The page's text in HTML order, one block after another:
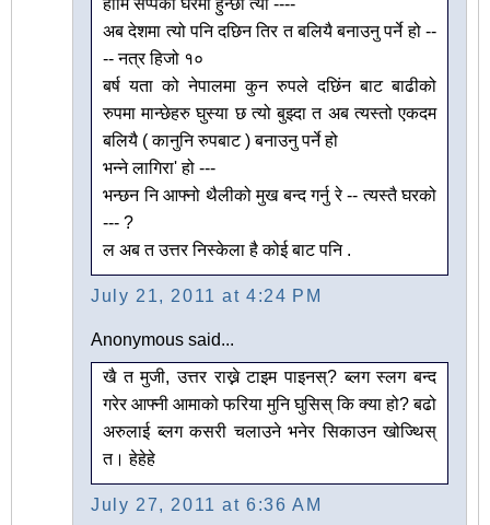
हामि सप्पैको घरमा हुन्छा त्यो ----
अब देशमा त्यो पनि दछिन तिर त बलियै बनाउनु पर्ने हो --
-- नत्र हिजो १०
बर्ष यता को नेपालमा कुन रुपले दछिंन बाट बाढीको
रुपमा मान्छेहरु घुस्या छ त्यो बुझ्दा त अब त्यस्तो एकदम
बलियै ( कानुनि रुपबाट ) बनाउनु पर्ने हो
भन्ने लागिरा' हो ---
भन्छन नि आफ्नो थैलीको मुख बन्द गर्नु रे -- त्यस्तै घरको
--- ?
ल अब त उत्तर निस्केला है कोई बाट पनि .
July 21, 2011 at 4:24 PM
Anonymous said...
खै त मुजी, उत्तर राख्ने टाइम पाइनस्? ब्लग स्लग बन्द
गरेर आफ्नी आमाको फरिया मुनि घुसिस् कि क्या हो? बढो
अरुलाई ब्लग कसरी चलाउने भनेर सिकाउन खोज्थिस्
त। हेहेहे
July 27, 2011 at 6:36 AM